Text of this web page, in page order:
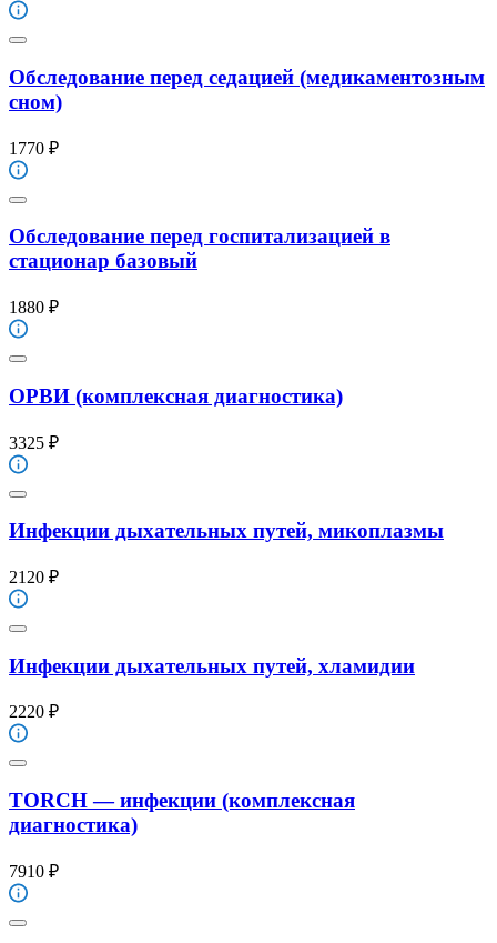
Обследование перед седацией (медикаментозным
сном)
1770 ₽
Обследование перед госпитализацией в
стационар базовый
1880 ₽
ОРВИ (комплексная диагностика)
3325 ₽
Инфекции дыхательных путей, микоплазмы
2120 ₽
Инфекции дыхательных путей, хламидии
2220 ₽
TORCH — инфекции (комплексная
диагностика)
7910 ₽